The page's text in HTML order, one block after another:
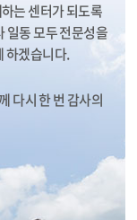
는 센터가 되도록
일동 모두전문성을
하겠습니다.
다시 한 번 감사의